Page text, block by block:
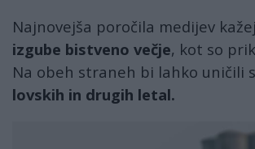
Najnovejša poročila medijev
izgube bistveno večje, kot so
Na obeh straneh bi lahko uničili
lovskih in drugih letal.